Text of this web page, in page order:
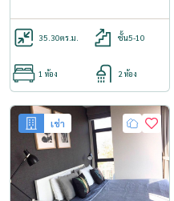
35.30ตร.ม. ชั้น5-10
1 ห้อง 2 ห้อง
เช่า